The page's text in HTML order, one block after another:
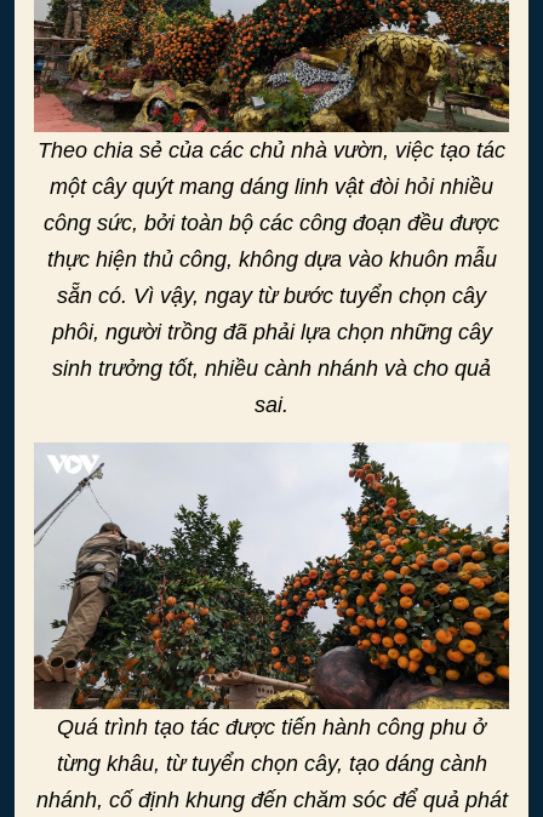
Theo chia sẻ của các chủ nhà vườn, việc tạo tác
một cây quýt mang dáng linh vật đòi hỏi nhiều
công sức, bởi toàn bộ các công đoạn đều được
thực hiện thủ công, không dựa vào khuôn mẫu
sẵn có. Vì vậy, ngay từ bước tuyển chọn cây
phôi, người trồng đã phải lựa chọn những cây
sinh trưởng tốt, nhiều cành nhánh và cho quả
sai.
Quá trình tạo tác được tiến hành công phu ở
từng khâu, từ tuyển chọn cây, tạo dáng cành
nhánh, cố định khung đến chăm sóc để quả phát